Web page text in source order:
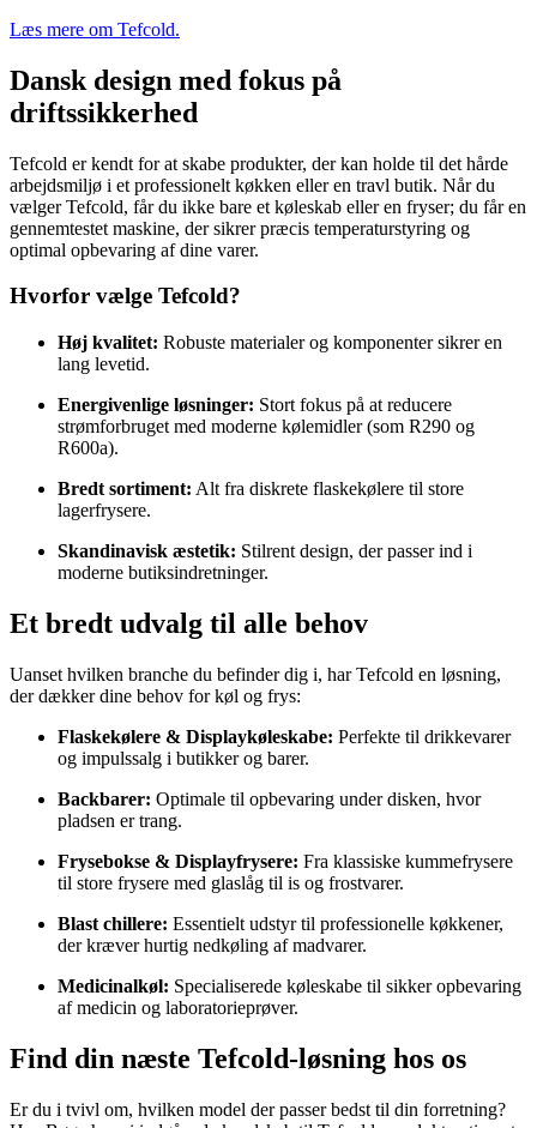
Læs mere om Tefcold.
Dansk design med fokus på
driftssikkerhed
Tefcold er kendt for at skabe produkter, der kan holde til det hårde
arbejdsmiljø i et professionelt køkken eller en travl butik. Når du
vælger Tefcold, får du ikke bare et køleskab eller en fryser; du får en
gennemtestet maskine, der sikrer præcis temperaturstyring og
optimal opbevaring af dine varer.
Hvorfor vælge Tefcold?
Høj kvalitet: Robuste materialer og komponenter sikrer en
lang levetid.
Energivenlige løsninger: Stort fokus på at reducere
strømforbruget med moderne kølemidler (som R290 og
R600a).
Bredt sortiment: Alt fra diskrete flaskekølere til store
lagerfrysere.
Skandinavisk æstetik: Stilrent design, der passer ind i
moderne butiksindretninger.
Et bredt udvalg til alle behov
Uanset hvilken branche du befinder dig i, har Tefcold en løsning,
der dækker dine behov for køl og frys:
Flaskekølere & Displaykøleskabe: Perfekte til drikkevarer
og impulssalg i butikker og barer.
Backbarer: Optimale til opbevaring under disken, hvor
pladsen er trang.
Frysebokse & Displayfrysere: Fra klassiske kummefrysere
til store frysere med glaslåg til is og frostvarer.
Blast chillere: Essentielt udstyr til professionelle køkkener,
der kræver hurtig nedkøling af madvarer.
Medicinalkøl: Specialiserede køleskabe til sikker opbevaring
af medicin og laboratorieprøver.
Find din næste Tefcold-løsning hos os
Er du i tvivl om, hvilken model der passer bedst til din forretning?